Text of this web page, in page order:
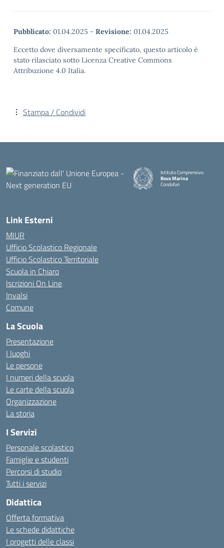
Pubblicato: 01.04.2025 - Revisione: 01.04.2025
Eccetto dove diversamente specificato, questo articolo è
stato rilasciato sotto Licenza Creative Commons
Attribuzione 4.0 Italia.
Stampa / Condividi
Istituto Comprensivo
Bova Marina
Condofuri
Link Esterni
MIUR
Ufficio Scolastico Regionale
Ufficio Scolastico Territoriale
Scuola in Chiaro
Iscrizioni On Line
Invalsi
Comune
La Scuola
Presentazione
I luoghi
Le persone
I numeri della scuola
Le carte della scuola
Organizzazione
La storia
I Servizi
Personale scolastico
Famiglie e studenti
Percorsi di studio
Tutti i servizi
Didattica
Offerta formativa
Le schede didattiche
I progetti delle classi